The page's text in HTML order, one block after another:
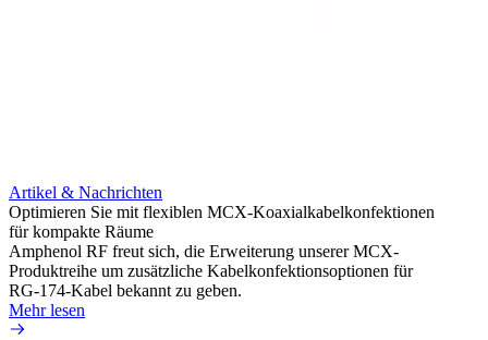
Artikel & Nachrichten
Optimieren Sie mit flexiblen MCX-Koaxialkabelkonfektionen
für kompakte Räume
Amphenol RF freut sich, die Erweiterung unserer MCX-
Produktreihe um zusätzliche Kabelkonfektionsoptionen für
RG-174-Kabel bekannt zu geben.
Mehr lesen